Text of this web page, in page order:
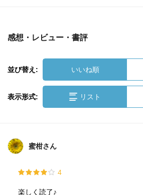
感想・レビュー・書評
並び替え: いいね順
表示形式: リスト
蜜柑さん
4
楽しく読了♪